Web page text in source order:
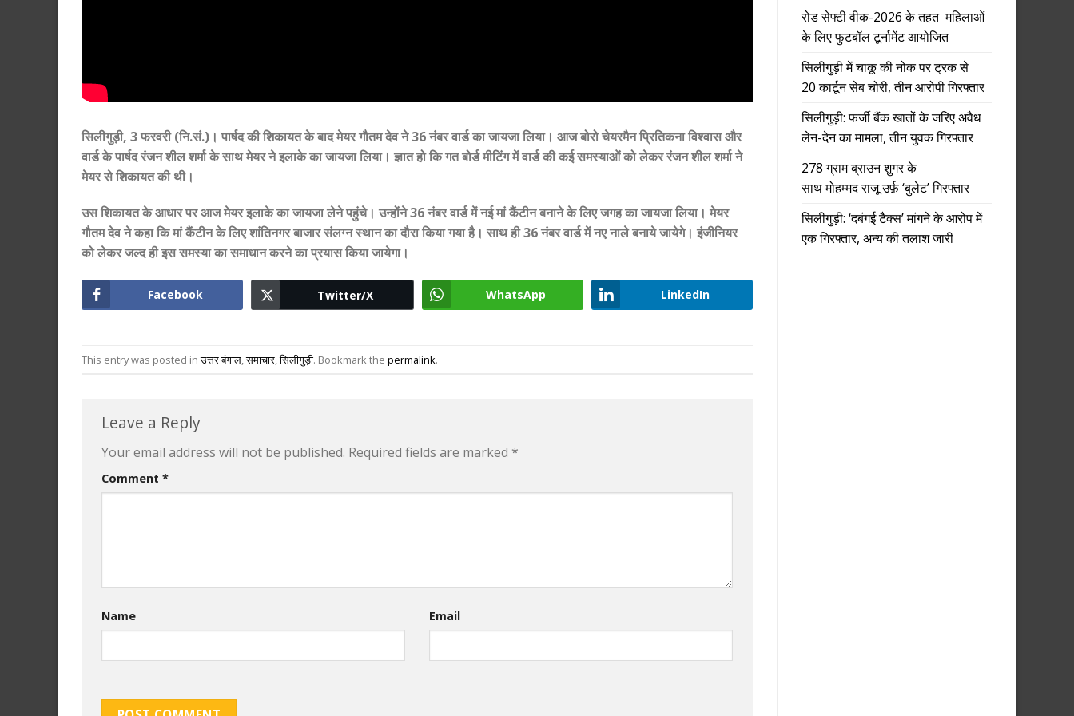
सिलीगुड़ी, 3 फरवरी (नि.सं.)। पार्षद की शिकायत के बाद मेयर गौतम देव ने 36 नंबर वार्ड का जायजा लिया। आज बोरो चेयरमैन प्रितिकना विश्वास और
वार्ड के पार्षद रंजन शील शर्मा के साथ मेयर ने इलाके का जायजा लिया। ज्ञात हो कि गत बोर्ड मीटिंग में वार्ड की कई समस्याओं को लेकर रंजन शील शर्मा ने
मेयर से शिकायत की थी।
उस शिकायत के आधार पर आज मेयर इलाके का जायजा लेने पहुंचे। उन्होंने 36 नंबर वार्ड में नई मां कैंटीन बनाने के लिए जगह का जायजा लिया। मेयर
गौतम देव ने कहा कि मां कैंटीन के लिए शांतिनगर बाजार संलग्न स्थान का दौरा किया गया है। साथ ही 36 नंबर वार्ड में नए नाले बनाये जायेगे। इंजीनियर
को लेकर जल्द ही इस समस्या का समाधान करने का प्रयास किया जायेगा।
Facebook Twitter/X WhatsApp LinkedIn
This entry was posted inउत्तर बंगाल ,समाचार ,सिलीगुड़ी. Bookmark the permalink.
Leave a Reply
Your email address will not be published. Required fields are marked *
Comment *
Name Email
रोड सेफ्टी वीक-2026 के तहत महिलाओं
के लिए फुटबॉल टूर्नामेंट आयोजित
सिलीगुड़ी में चाकू की नोक पर ट्रक से
20 कार्टून सेब चोरी, तीन आरोपी गिरफ्तार
सिलीगुड़ी: फर्जी बैंक खातों के जरिए अवैध
लेन-देन का मामला, तीन युवक गिरफ्तार
278 ग्राम ब्राउन शुगर के
साथ मोहम्मद राजू उर्फ़ ‘बुलेट’ गिरफ्तार
सिलीगुड़ी: ‘दबंगई टैक्स’ मांगने के आरोप में
एक गिरफ्तार, अन्य की तलाश जारी